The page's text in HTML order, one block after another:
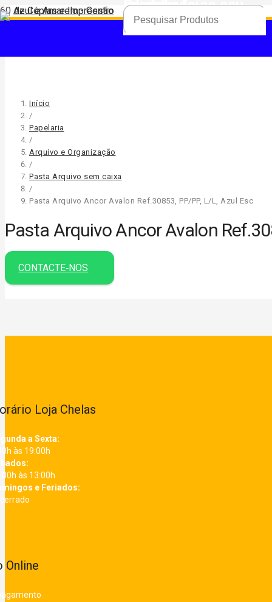
Produto
foi adicionado ao seu carrinho.
Início
/
Papelaria
/
Arquivo e Organização
/
Pasta Arquivo sem caixa
/
Pasta Arquivo Ancor Avalon Ref.30853, PP/PP, L/L, Azul Esc
Pasta Arquivo Ancor Avalon
CONTACTE‑NOS
Loja Chelas
a Sexta:
às 19:00h
às 13:00h
e Feriados:
Online